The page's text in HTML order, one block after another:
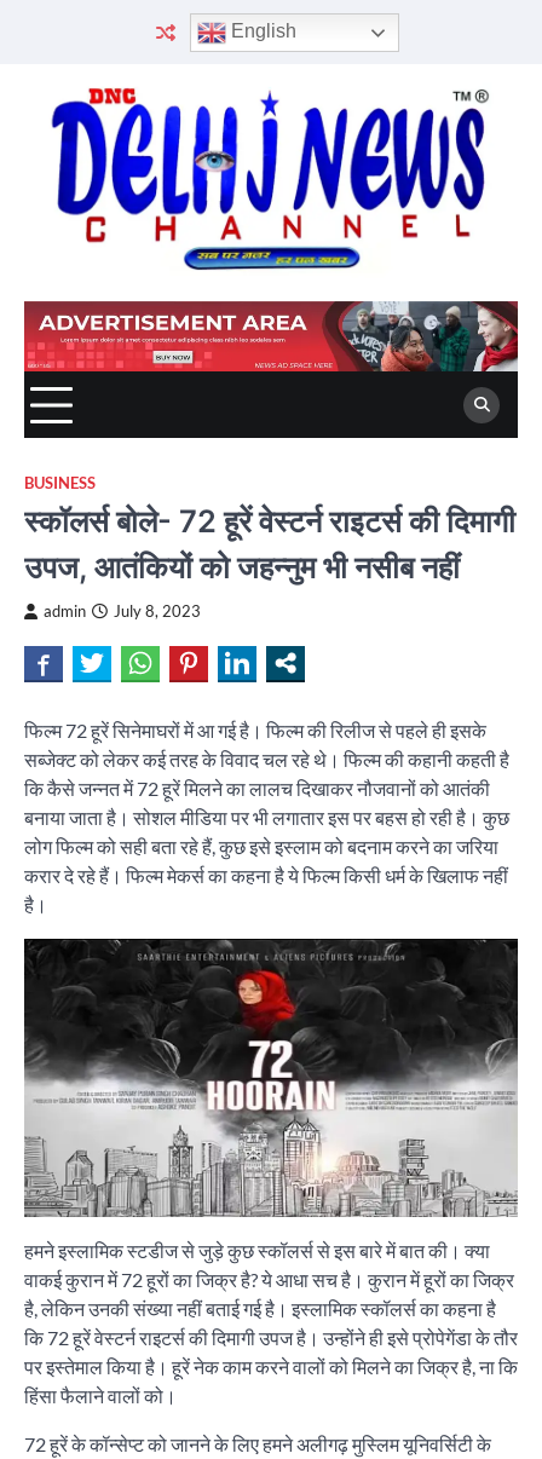
English
BUSINESS
स्कॉलर्स बोले- 72 हूरें वेस्टर्न राइटर्स की दिमागी
उपज, आतंकियों को जहन्नुम भी नसीब नहीं
admin July 8, 2023
फिल्म 72 हूरें सिनेमाघरों में आ गई है। फिल्म की रिलीज से पहले ही इसके
सब्जेक्ट को लेकर कई तरह के विवाद चल रहे थे। फिल्म की कहानी कहती है
कि कैसे जन्नत में 72 हूरें मिलने का लालच दिखाकर नौजवानों को आतंकी
बनाया जाता है। सोशल मीडिया पर भी लगातार इस पर बहस हो रही है। कुछ
लोग फिल्म को सही बता रहे हैं, कुछ इसे इस्लाम को बदनाम करने का जरिया
करार दे रहे हैं। फिल्म मेकर्स का कहना है ये फिल्म किसी धर्म के खिलाफ नहीं
है।
हमने इस्लामिक स्टडीज से जुड़े कुछ स्कॉलर्स से इस बारे में बात की। क्या
वाकई कुरान में 72 हूरों का जिक्र है? ये आधा सच है। कुरान में हूरों का जिक्र
है, लेकिन उनकी संख्या नहीं बताई गई है। इस्लामिक स्कॉलर्स का कहना है
कि 72 हूरें वेस्टर्न राइटर्स की दिमागी उपज है। उन्होंने ही इसे प्रोपेगेंडा के तौर
पर इस्तेमाल किया है। हूरें नेक काम करने वालों को मिलने का जिक्र है, ना कि
हिंसा फैलाने वालों को।
72 हूरें के कॉन्सेप्ट को जानने के लिए हमने अलीगढ़ मुस्लिम यूनिवर्सिटी के